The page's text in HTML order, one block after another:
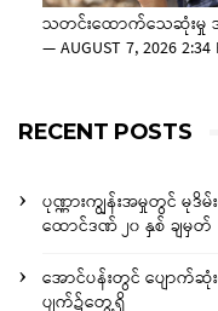
သတင်းထောက်သေဆုံးမှု အ
—AUGUST 7, 2026 2:34
RECENT POSTS
ပုဏ္ဏားကျွန်းအမှုတွင် မု
ထောင်ဒဏ် ၂၀ နှစ် ချမှတ်
အောင်ပန်းတွင် ပျော
ပျက်၌တွေ့ရှိ